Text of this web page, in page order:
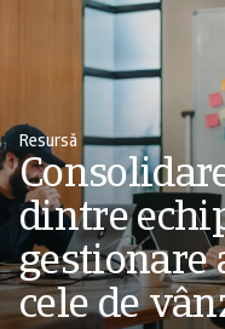
Resursă
dintre
gestionare
cele de